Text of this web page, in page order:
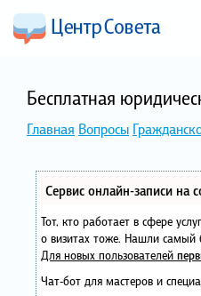
Бесплатная
Главная Вопросы
Сервис онлайн-записи на
Тот, кто работает в сфере
о визитах тоже. Нашли
Для новых пользователей
Чат-бот для мастеров и